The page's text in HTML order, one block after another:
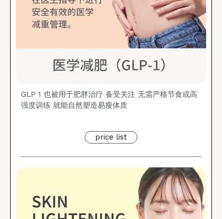
GLP 1 也被用于肥胖治疗 备受关注 无需严格节食或高
强度训练 就能自然塑造易瘦体质
price list